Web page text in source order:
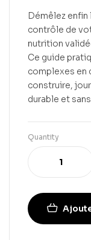
Démêlez enfin
contrôle de
nutrition
Ce guide
complexes en
construire,
durable et
Quantity